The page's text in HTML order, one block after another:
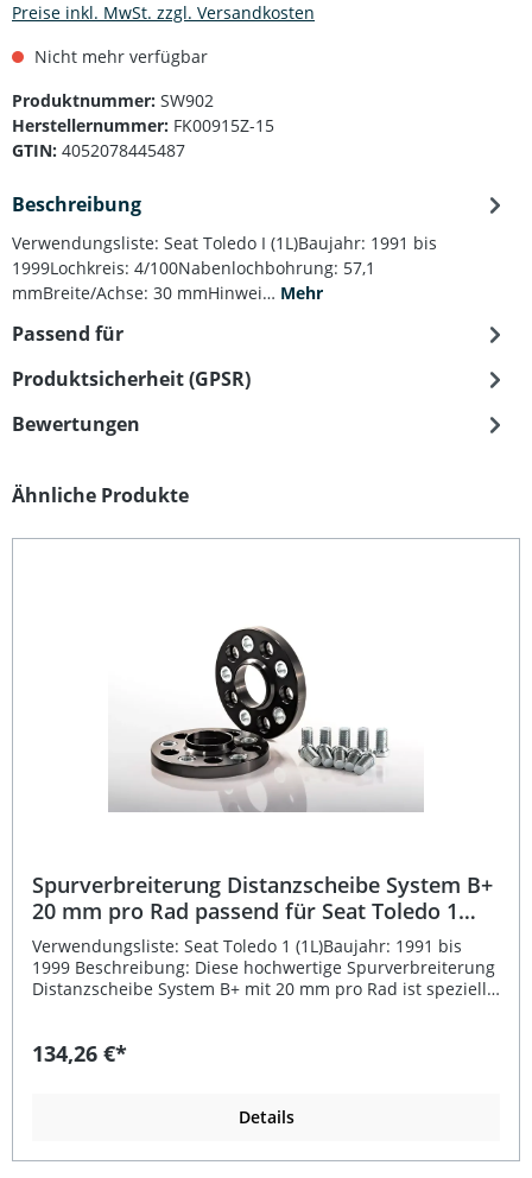
Preise inkl. MwSt. zzgl. Versandkosten
Nicht mehr verfügbar
Produktnummer: SW902
Herstellernummer: FK00915Z-15
GTIN: 4052078445487
Beschreibung
Verwendungsliste: Seat Toledo I (1L)Baujahr: 1991 bis
1999Lochkreis: 4/100Nabenlochbohrung: 57,1
mmBreite/Achse: 30 mmHinwei… Mehr
Passend für
Produktsicherheit (GPSR)
Bewertungen
Produktgalerie überspringen
Ähnliche Produkte
Spurverbreiterung Distanzscheibe System B+
20 mm pro Rad passend für Seat Toledo 1
(1L)
Verwendungsliste: Seat Toledo 1 (1L)Baujahr: 1991 bis
1999 Beschreibung: Diese hochwertige Spurverbreiterung
Distanzscheibe System B+ mit 20 mm pro Rad ist speziell
verwendet wird, bietet sie maximale Stabilität und
von unter 0,1 mm gewährleistet.Das System B+ verfügt
Stahlbuchsen, die für 100 % sichere
134,26 €*
Details